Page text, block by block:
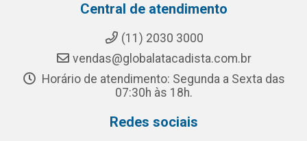
Central de atendimento
(11) 2030 3000
vendas@globalatacadista.com.br
Horário de atendimento: Segunda a Sexta das
07:30h às 18h.
Redes sociais